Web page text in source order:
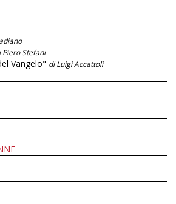
Piero Stefani
Vangelo" di Luigi Accattoli